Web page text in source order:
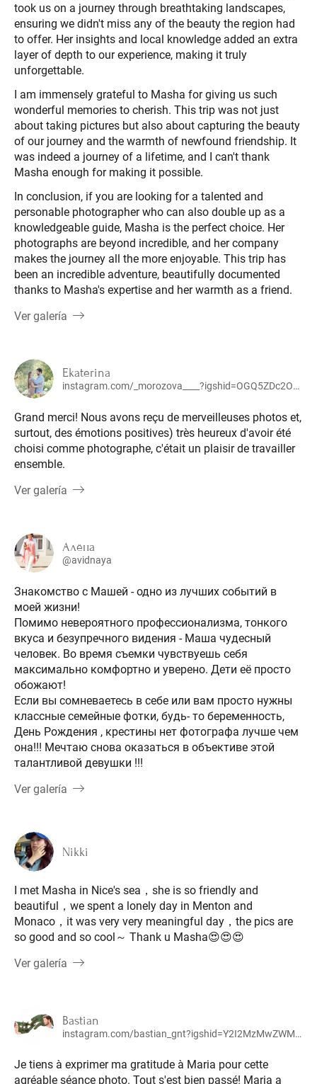
took us on a journey through breathtaking landscapes,
ensuring we didn't miss any of the beauty the region had
to offer. Her insights and local knowledge added an extra
layer of depth to our experience, making it truly
unforgettable.
I am immensely grateful to Masha for giving us such
wonderful memories to cherish. This trip was not just
about taking pictures but also about capturing the beauty
of our journey and the warmth of newfound friendship. It
was indeed a journey of a lifetime, and I can't thank
Masha enough for making it possible.
In conclusion, if you are looking for a talented and
personable photographer who can also double up as a
knowledgeable guide, Masha is the perfect choice. Her
photographs are beyond incredible, and her company
makes the journey all the more enjoyable. This trip has
been an incredible adventure, beautifully documented
thanks to Masha's expertise and her warmth as a friend.
Ver galería
Ekaterina
instagram.com/_morozova____?igshid=OGQ5ZDc2ODk2ZA==
Grand merci! Nous avons reçu de merveilleuses photos et,
surtout, des émotions positives) très heureux d'avoir été
choisi comme photographe, c'était un plaisir de travailler
ensemble.
Ver galería
Алёна
@avidnaya
Знакомство с Машей - одно из лучших событий в
моей жизни!
Помимо невероятного профессионализма, тонкого
вкуса и безупречного видения - Маша чудесный
человек. Во время съемки чувствуешь себя
максимально комфортно и уверено. Дети её просто
обожают!
Если вы сомневаетесь в себе или вам просто нужны
классные семейные фотки, будь- то беременность,
День Рождения , крестины нет фотографа лучше чем
она!!! Мечтаю снова оказаться в объективе этой
талантливой девушки !!!
Ver galería
Nikki
I met Masha in Nice's sea，she is so friendly and
beautiful，we spent a lonely day in Menton and
Monaco，it was very very meaningful day，the pics are
so good and so cool～ Thank u Masha😍😍😍
Ver galería
Bastian
instagram.com/bastian_gnt?igshid=Y2I2MzMwZWM3ZA==
Je tiens à exprimer ma gratitude à Maria pour cette
agréable séance photo. Tout s'est bien passé! Maria a